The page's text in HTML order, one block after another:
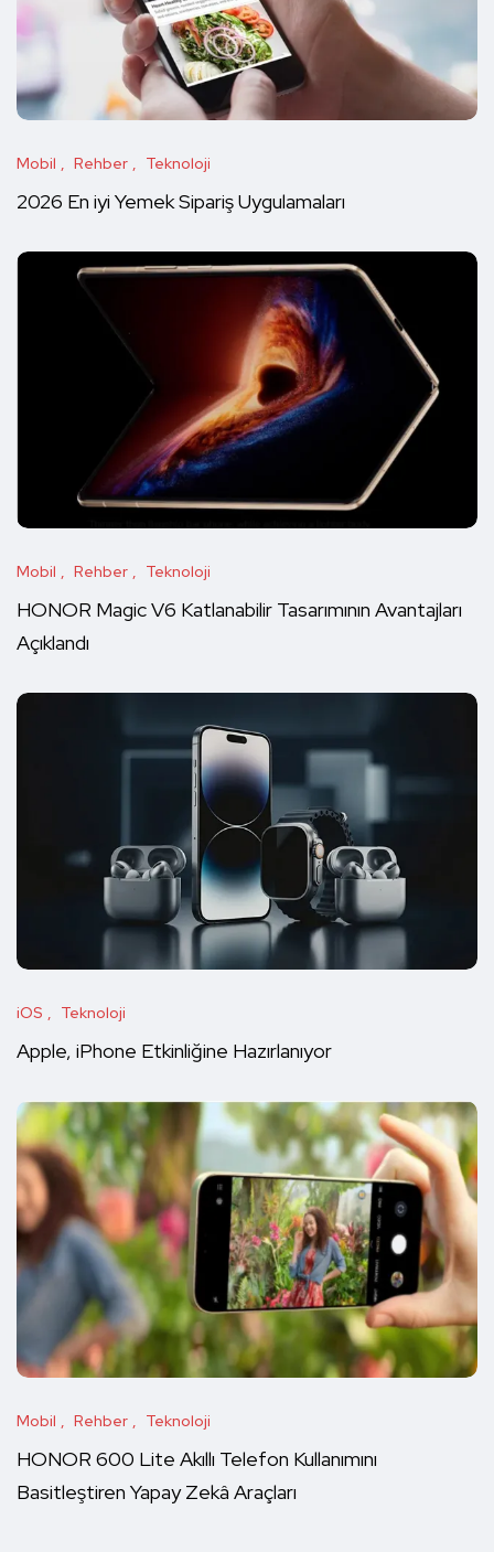
Mobil Rehber Teknoloji
2026 En iyi Yemek Sipariş Uygulamaları
Mobil Rehber Teknoloji
HONOR Magic V6 Katlanabilir Tasarımının Avantajları
Açıklandı
iOS Teknoloji
Apple, iPhone Etkinliğine Hazırlanıyor
Mobil Rehber Teknoloji
HONOR 600 Lite Akıllı Telefon Kullanımını
Basitleştiren Yapay Zekâ Araçları